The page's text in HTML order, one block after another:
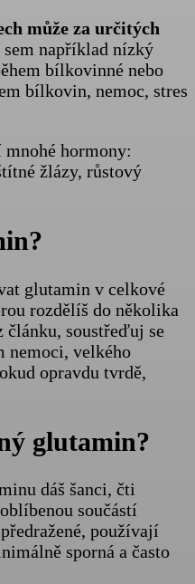
může za určitých
sem například nízký
bílkovinné nebo
bílkovin, nemoc, stres
hormony:
žlázy, růstový
glutamin v celkové
rozdělíš do několika
soustřeďuj se
nemoci, velkého
opravdu tvrdě,
glutamin?
dáš šanci, čti
součástí
používají
sporná a často